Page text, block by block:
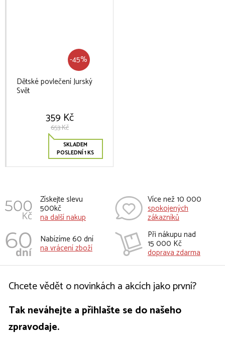
-45%
Dětské povlečení Jurský
Svět
359 Kč
653 Kč
SKLADEM
POSLEDNÍ 1 KS
Získejte slevu
500kč
na další nakup
Více než 10 000
spokojených
zákazníků
Nabízíme 60 dní
na vrácení zboží
Při nákupu nad
15 000 Kč
doprava zdarma
Chcete vědět o novinkách a akcích jako první?
Tak neváhejte a přihlašte se do našeho
zpravodaje.